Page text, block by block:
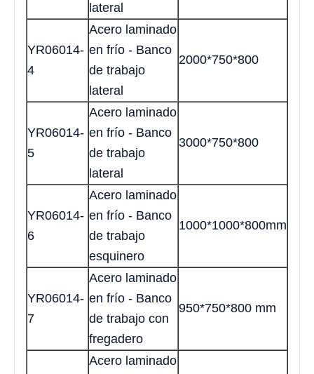
lateral
YR06014-
4
Acero laminado
en frío - Banco
de trabajo
lateral
2000*750*800
YR06014-
5
Acero laminado
en frío - Banco
de trabajo
lateral
3000*750*800
YR06014-
6
Acero laminado
en frío - Banco
de trabajo
esquinero
1000*1000*800mm
YR06014-
7
Acero laminado
en frío - Banco
de trabajo con
fregadero
950*750*800 mm
Acero laminado